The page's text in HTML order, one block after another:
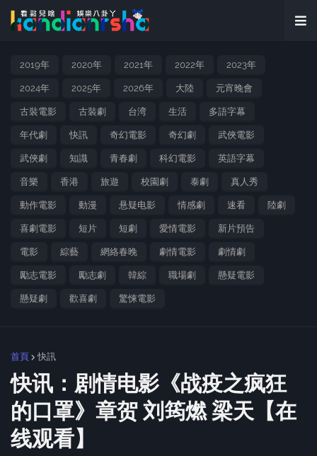
2019年 2020年 2021年 2022年 2023年
2024年 2025年 2026年 大陸 元宵晚會
古裝電影 古裝劇 台湾 生活 多語字幕
年代劇 快訊 奇幻電影 奇幻劇 武俠電影
武俠劇 知識 青春劇 科幻電影 英語字幕
音樂 香港 旅遊 校園劇 泰劇 真人秀
動作電影 動漫 悬疑电影 情感劇 速看 陸劇
喜劇電影 短片 短劇 愛情電影 新片預告
電影 綜藝 網絡春晚 劇情電影 劇情劇
勵志電影 勵志劇 韓綜 職場劇 懸疑電影
懸疑劇 歡喜劇 驚悚電影
首頁 快訊
快讯：剧情电影《战疫之疯狂
的口罩》章贺 刘筠燃 梁天【在
线观看】